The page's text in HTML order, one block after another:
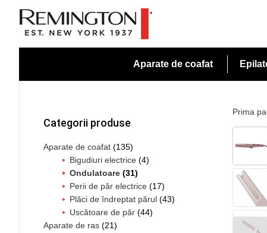
primary
navigation
content
primary
sidebar
Aparate de coafat
Prima
Categorii produse
Aparate de coafat (135)
Bigudiuri electrice (4)
Ondulatoare (31)
Perii de păr electrice (17)
Plăci de îndreptat părul (43)
Uscătoare de păr (44)
Aparate de ras (21)